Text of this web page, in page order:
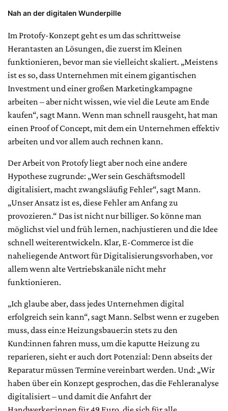
Nah an der digitalen Wunderpille
Im Protofy-Konzept geht es um das schrittweise
Herantasten an Lösungen, die zuerst im Kleinen
funktionieren, bevor man sie vielleicht skaliert. „Meistens
ist es so, dass Unternehmen mit einem gigantischen
Investment und einer großen Marketingkampagne
arbeiten – aber nicht wissen, wie viel die Leute am Ende
kaufen“, sagt Mann. Wenn man schnell rausgeht, hat man
einen Proof of Concept, mit dem ein Unternehmen effektiv
arbeiten und vor allem auch rechnen kann.
Der Arbeit von Protofy liegt aber noch eine andere
Hypothese zugrunde: „Wer sein Geschäftsmodell
digitalisiert, macht zwangsläufig Fehler“, sagt Mann.
„Unser Ansatz ist es, diese Fehler am Anfang zu
provozieren.“ Das ist nicht nur billiger. So könne man
möglichst viel und früh lernen, nachjustieren und die Idee
schnell weiterentwickeln. Klar, E-Commerce ist die
naheliegende Antwort für Digitalisierungsvorhaben, vor
allem wenn alte Vertriebskanäle nicht mehr
funktionieren.
„Ich glaube aber, dass jedes Unternehmen digital
erfolgreich sein kann“, sagt Mann. Selbst wenn er zugeben
muss, dass ein:e Heizungsbauer:in stets zu den
Kund:innen fahren muss, um die kaputte Heizung zu
reparieren, sieht er auch dort Potenzial: Denn abseits der
Reparatur müssen Termine vereinbart werden. Und: „Wir
haben über ein Konzept gesprochen, das die Fehleranalyse
digitalisiert – und damit die Anfahrt der